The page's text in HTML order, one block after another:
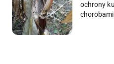
ochrony
chorobami